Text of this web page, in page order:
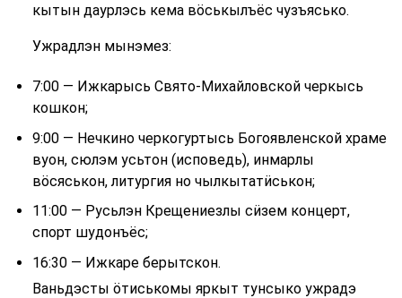
кытын даурлэсь кема вӧськылъёс чузъясько.
Ужрадлэн мынэмез:
7:00 — Ижкарысь Свято-Михайловской черкысь
кошкон;
9:00 — Нечкино черкогуртысь Богоявленской храме
вуон, сюлэм усьтон (исповедь), инмарлы
вӧсяськон, литургия но чылкытатӥськон;
11:00 — Русьлэн Крещениезлы сӥзем концерт,
спорт шудонъёс;
16:30 — Ижкаре берытскон.
Ваньдэсты ӧтиськомы яркыт тунсыко ужрадэ